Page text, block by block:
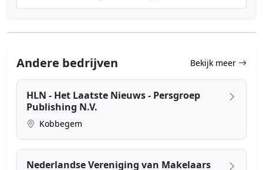
Andere bedrijven Bekijk meer
HLN - Het Laatste Nieuws - Persgroep
Publishing N.V.
Kobbegem
Nederlandse Vereniging van Makelaars